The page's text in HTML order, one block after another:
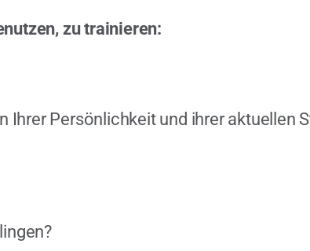
zu trainieren:
Ihrer Persönlichkeit und ihrer aktuellen